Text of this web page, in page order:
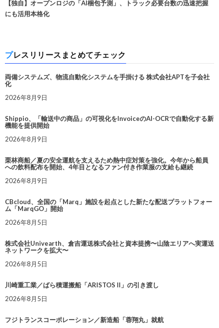
【独自】オープンロジの「AI梱包予測」、トラック必要台数の迅速把握
にも活用本格化
プレスリリースまとめてチェック
両備システムズ、物流自動化システムを手掛ける 株式会社APTを子会社
化
2026年8月9日
Shippio、「輸送中の商品」の可視化をInvoiceのAI-OCRで自動化する新
機能を提供開始
2026年8月9日
栗林商船／夏の安全運航を支えるため熱中症対策を強化。今年から船員
への飲料配布を開始、4年目となるファン付き作業服の支給も継続
2026年8月9日
CBcloud、全国の「Marq」施設を起点とした新たな配送プラットフォー
ム「MarqGO」開始
2026年8月5日
株式会社Univearth、倉吉運送株式会社と資本提携〜山陰エリアへ実運送
ネットワークを拡大〜
2026年8月5日
川崎重工業／ばら積運搬船「ARISTOS II」の引き渡し
2026年8月5日
フジトランスコーポレーション／新造船「蓉翔丸」就航